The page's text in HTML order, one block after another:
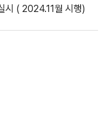
시 ( 2024.11월 시행)